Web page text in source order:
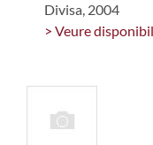
Divisa, 2004
> Veure